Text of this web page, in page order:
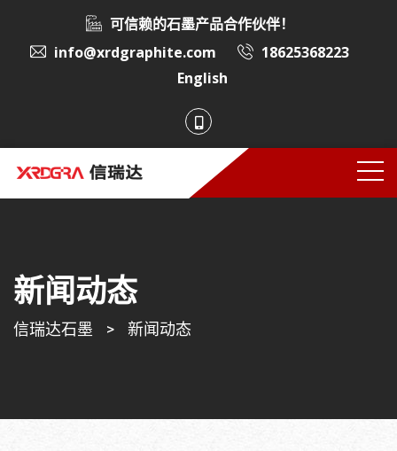
可信赖的石墨产品合作伙伴！
info@xrdgraphite.com
18625368223
English
新闻动态
信瑞达石墨 > 新闻动态